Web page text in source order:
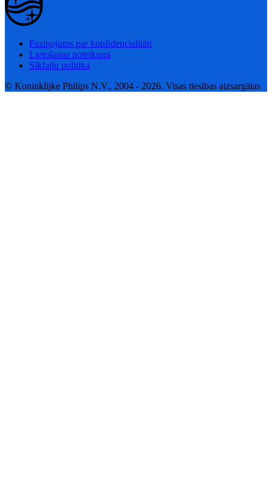
Paziņojums par konfidencialitāti
Lietošanas noteikumi
Sīkfailu politika
© Koninklijke Philips N.V., 2004 - 2026. Visas tiesības aizsargātas